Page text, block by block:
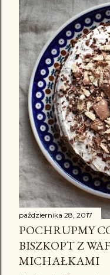
t
y
października 28, 2017
POCHRUPMY
BISZKOPT Z
MICHAŁKAMI